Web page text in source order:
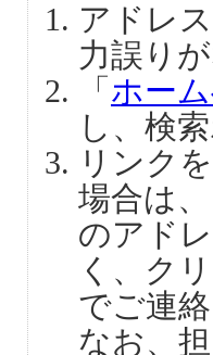
アドレ
力誤り
「 ホー
し、検
リンク
場合は
のアド
く、ク
でご連
なお、